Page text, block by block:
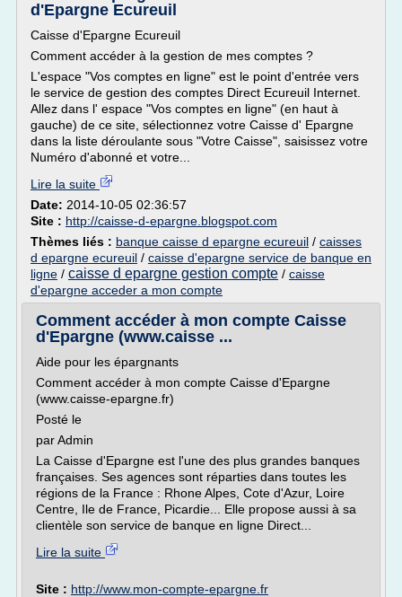
d'Epargne Ecureuil
Caisse d'Epargne Ecureuil
Comment accéder à la gestion de mes comptes ?
L'espace "Vos comptes en ligne" est le point d'entrée vers
le service de gestion des comptes Direct Ecureuil Internet.
Allez dans l' espace "Vos comptes en ligne" (en haut à
gauche) de ce site, sélectionnez votre Caisse d' Epargne
dans la liste déroulante sous "Votre Caisse", saisissez votre
Numéro d'abonné et votre...
Lire la suite
Date: 2014-10-05 02:36:57
Site : http://caisse-d-epargne.blogspot.com
Thèmes liés : banque caisse d epargne ecureuil / caisses
d epargne ecureuil / caisse d'epargne service de banque en
ligne / caisse d epargne gestion compte / caisse
d'epargne acceder a mon compte
Comment accéder à mon compte Caisse
d'Epargne (www.caisse ...
Aide pour les épargnants
Comment accéder à mon compte Caisse d'Epargne
(www.caisse-epargne.fr)
Posté le
par Admin
La Caisse d'Epargne est l'une des plus grandes banques
françaises. Ses agences sont réparties dans toutes les
régions de la France : Rhone Alpes, Cote d'Azur, Loire
Centre, Ile de France, Picardie... Elle propose aussi à sa
clientèle son service de banque en ligne Direct...
Lire la suite
Site : http://www.mon-compte-epargne.fr